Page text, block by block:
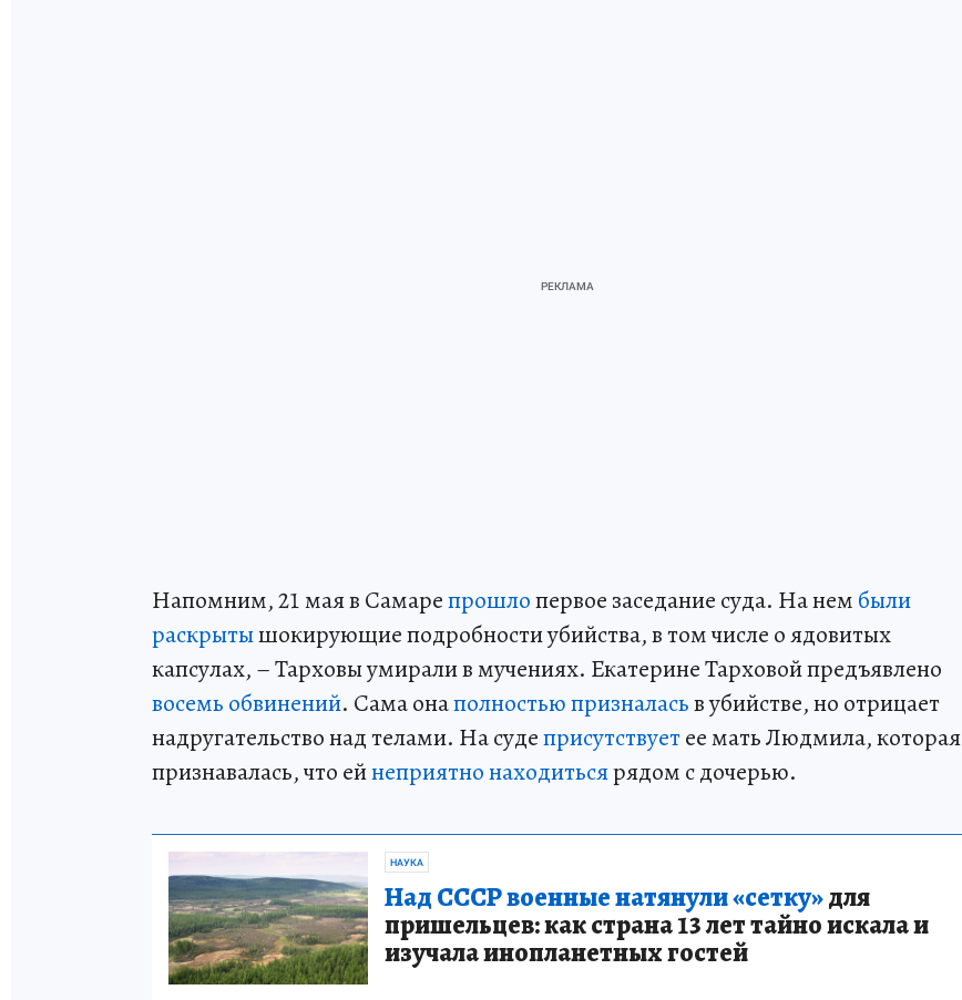
Напомним, 21 мая в Самарепрошлопервое заседание суда. На нем были
раскрытышокирующие подробности убийства, в том числе о ядовитых
капсулах, – Тарховы умирали в мучениях. Екатерине Тарховой предъявлено
восемь обвинений. Сама онаполностью призналасьв убийстве, но отрицает
надругательство над телами. На судеприсутствуетее мать Людмила, которая
признавалась, что ейнеприятно находитьсярядом с дочерью.
НАУКА
Над СССР военные натянули «сетку»для
пришельцев: как страна 13 лет тайно искала и
изучала инопланетных гостей